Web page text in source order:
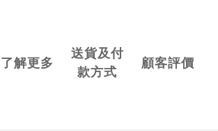
了解更多
送貨及付
款方式
顧客評價